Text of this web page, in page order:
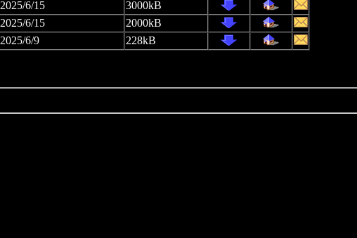
2025/6/15
3000kB
2025/6/15
2000kB
2025/6/9 228kB